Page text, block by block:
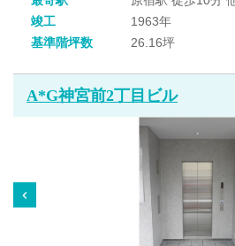
竣工
1963年
基準階坪数
26.16坪
A*G神宮前2丁目ビル